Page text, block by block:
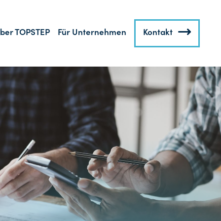
TOPSTEP Für Unternehmen Kontakt